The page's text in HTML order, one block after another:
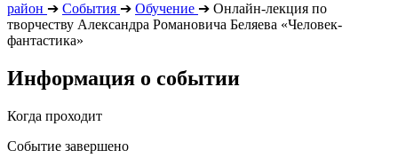
район ➔ События ➔ Обучение ➔ Онлайн-лекция по
творчеству Александра Романовича Беляева «Человек-
фантастика»
Информация о событии
Когда проходит
Событие завершено